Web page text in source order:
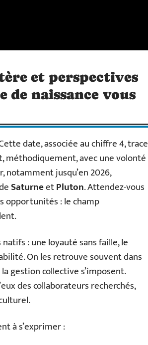
et perspectives
de naissance vous
date, associée au chiffre 4, trace
méthodiquement, avec une volonté
notamment jusqu’en 2026,
SaturneetPluton. Attendez-vous
opportunités : le champ
: une loyauté sans faille, le
On les retrouve souvent dans
gestion collective s’imposent.
des collaborateurs recherchés,
à s’exprimer :